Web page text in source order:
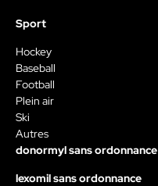
Sport
Hockey
Baseball
Football
Plein air
Ski
Autres
donormyl sans ordonnance
lexomil sans ordonnance